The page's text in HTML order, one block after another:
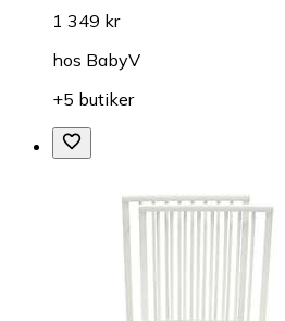
1 349 kr
hos BabyV
+5 butiker